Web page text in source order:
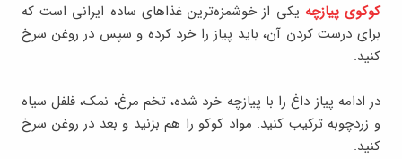
کوکوی پیازچه یکی از خوشمزه‌ترین غذاهای ساده ایرانی است که
برای درست کردن آن، باید پیاز را خرد کرده و سپس در روغن سرخ
کنید.
در ادامه پیاز داغ را با پیازچه خرد شده، تخم مرغ، نمک، فلفل سیاه
و زردچوبه ترکیب کنید. مواد کوکو را هم بزنید و بعد در روغن سرخ
کنید.